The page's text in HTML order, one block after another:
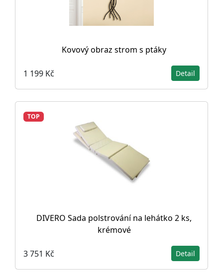
Kovový obraz strom s ptáky
1 199 Kč Detail
TOP
DIVERO Sada polstrování na lehátko 2 ks,
krémové
3 751 Kč Detail